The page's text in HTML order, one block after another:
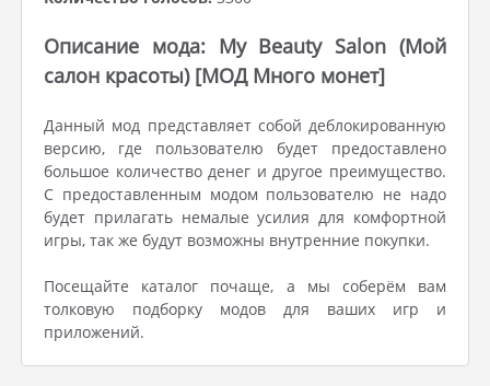
Описание мода: My Beauty Salon (Мой
салон красоты) [МОД Много монет]
Данный мод представляет собой деблокированную
версию, где пользователю будет предоставлено
большое количество денег и другое преимущество.
С предоставленным модом пользователю не надо
будет прилагать немалые усилия для комфортной
игры, так же будут возможны внутренние покупки.
Посещайте каталог почаще, а мы соберём вам
толковую подборку модов для ваших игр и
приложений.